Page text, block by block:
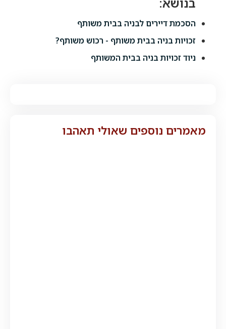
מאמרים נוספים שאולי תאהבו
הסכמת דיירים לבניה בבית משותף
זכויות בניה בבית משותף - רכוש משותף?
ניוד זכויות בניה בבית המשותף